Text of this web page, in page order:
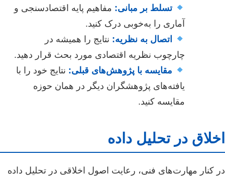
تسلط بر مبانی: مفاهیم پایه اقتصادسنجی و
آماری را به‌خوبی درک کنید.
اتصال به نظریه: نتایج را همیشه در
چارچوب نظریه اقتصادی مورد بحث قرار دهید.
مقایسه با پژوهش‌های قبلی: نتایج خود را با
یافته‌های پژوهشگران دیگر در همان حوزه
مقایسه کنید.
اخلاق در تحلیل داده
در کنار مهارت‌های فنی، رعایت اصول اخلاقی در تحلیل داده